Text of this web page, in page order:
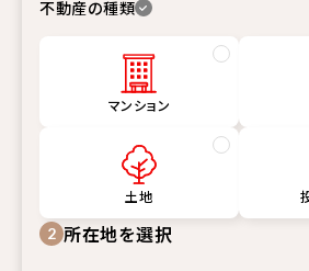
不動産の種類
マンション
土地
2 所在地を選択